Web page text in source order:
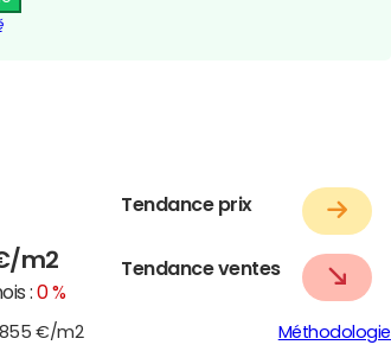
m2
:0 %
Tendance prix
Tendance ventes
€/m2 Méthodologie